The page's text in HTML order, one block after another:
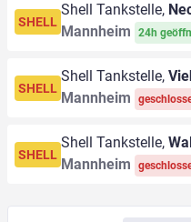
SHELL
Shell Tankstelle,
Mannheim
24h
SHELL
Shell Tankstelle,
Mannheim
SHELL
Shell Tankstelle,
Mannheim